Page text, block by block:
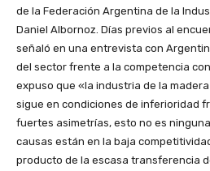
de la Federación Argentina de la
Daniel Albornoz. Días previos al
señaló en una entrevista con
del sector frente a la competencia
expuso que «la industria de la
sigue en condiciones de inferioridad
fuertes asimetrías, esto no es
causas están en la baja
producto de la escasa transferencia